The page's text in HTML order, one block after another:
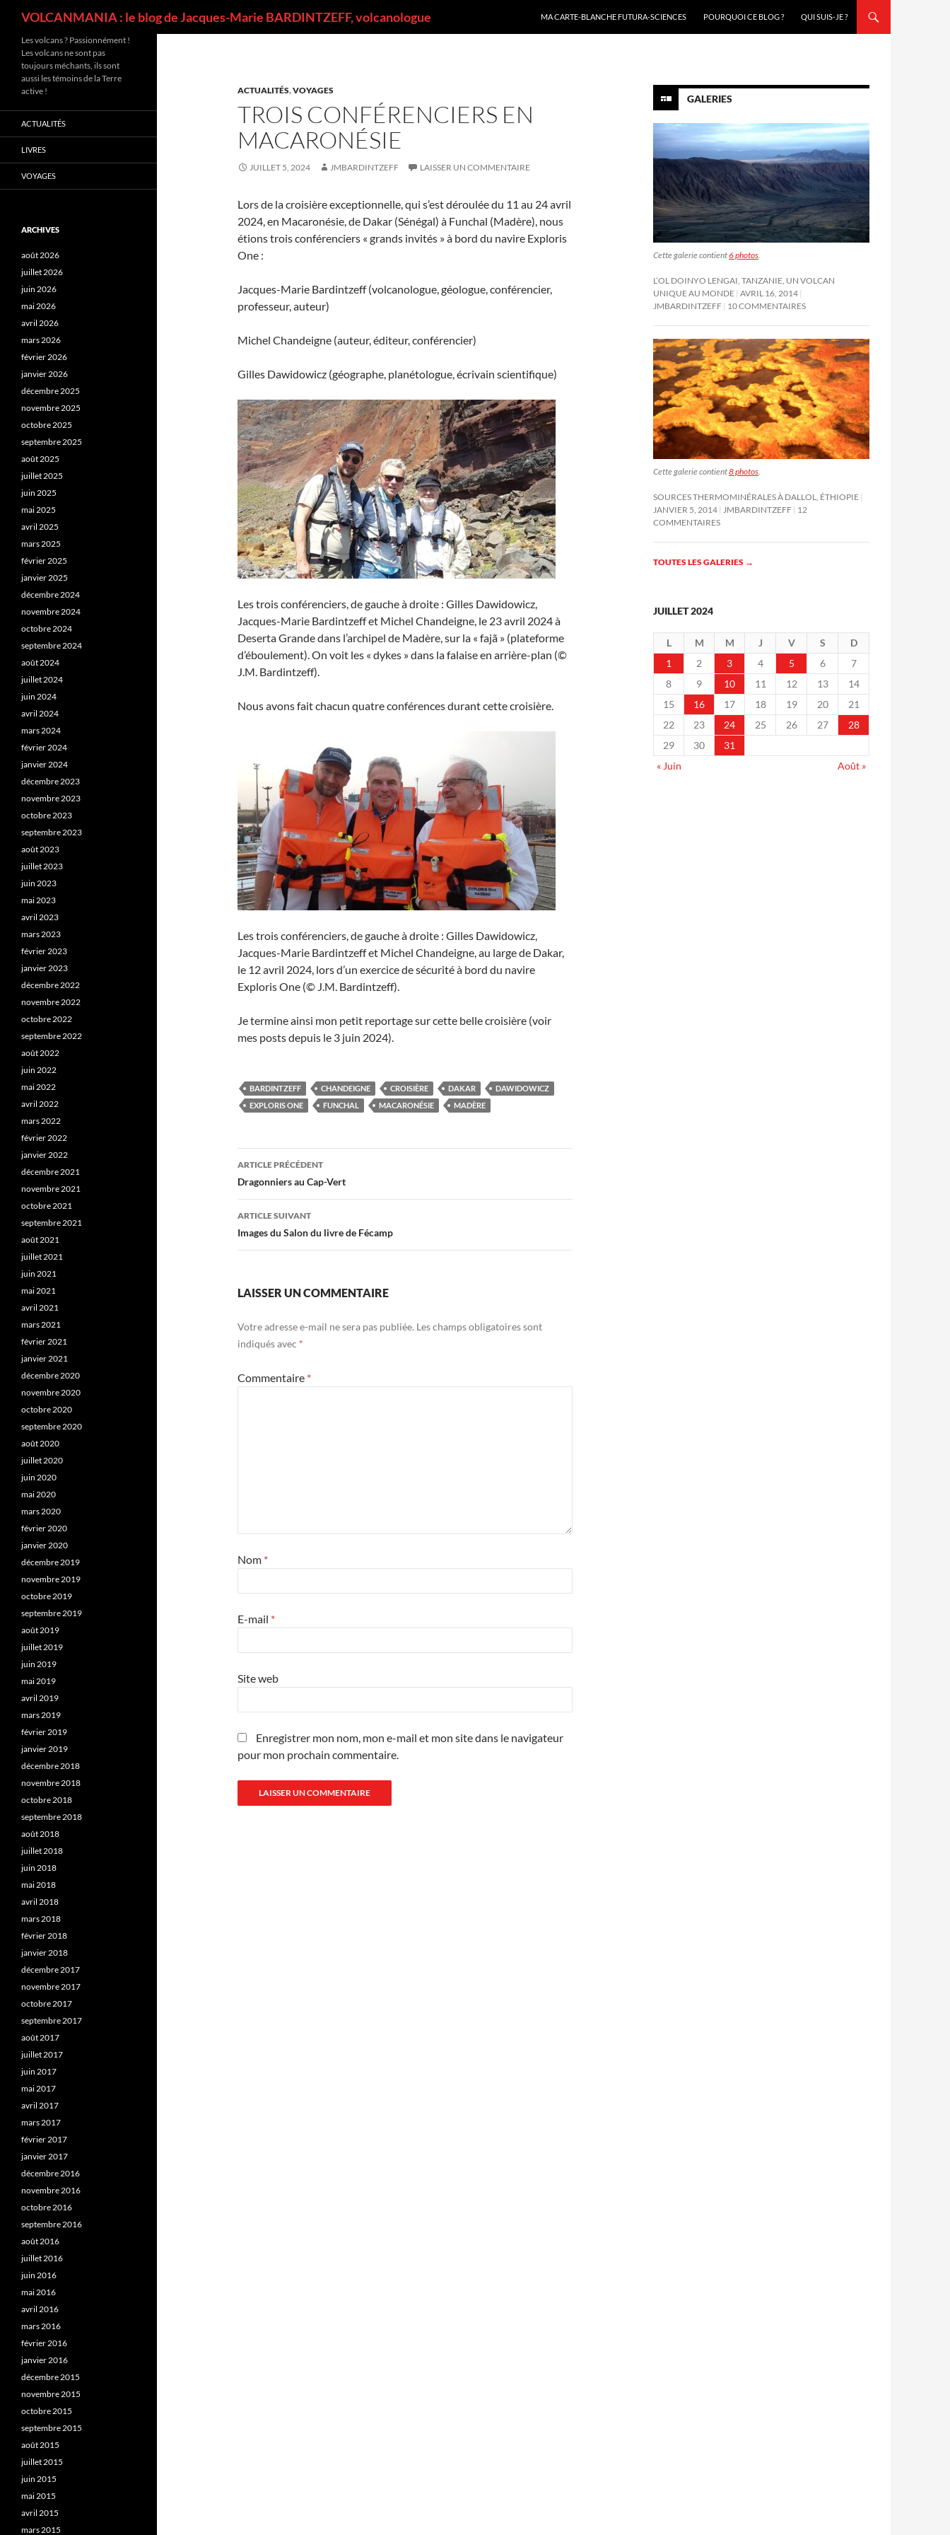
VOLCANMANIA : le blog de Jacques-Marie BARDINTZEFF, volcanologue
MA CARTE-BLANCHE FUTURA-SCIENCES
POURQUOI CE BLOG ? QUI SUIS-JE ?
ACTUALITÉS,VOYAGES
TROIS CONFÉRENCIERS EN
MACARONÉSIE
JUILLET 5, 2024 JMBARDINTZEFF LAISSER UN COMMENTAIRE
Lors de la croisière exceptionnelle, qui s’est déroulée du 11 au 24 avril
2024, en Macaronésie, de Dakar (Sénégal) à Funchal (Madère), nous
étions trois conférenciers « grands invités » à bord du navire Exploris
One :
Jacques-Marie Bardintzeff (volcanologue, géologue, conférencier,
professeur, auteur)
Michel Chandeigne (auteur, éditeur, conférencier)
Gilles Dawidowicz (géographe, planétologue, écrivain scientifique)
Les trois conférenciers, de gauche à droite : Gilles Dawidowicz,
Jacques-Marie Bardintzeff et Michel Chandeigne, le 23 avril 2024 à
Deserta Grande dans l’archipel de Madère, sur la « fajã » (plateforme
d’éboulement). On voit les « dykes » dans la falaise en arrière-plan (©
J.M. Bardintzeff).
Nous avons fait chacun quatre conférences durant cette croisière.
Les trois conférenciers, de gauche à droite : Gilles Dawidowicz,
Jacques-Marie Bardintzeff et Michel Chandeigne, au large de Dakar,
le 12 avril 2024, lors d’un exercice de sécurité à bord du navire
Exploris One (© J.M. Bardintzeff).
Je termine ainsi mon petit reportage sur cette belle croisière (voir
mes posts depuis le 3 juin 2024).
BARDINTZEFF CHANDEIGNE CROISIÈRE DAKAR
DAWIDOWICZ
EXPLORIS ONE
FUNCHAL MACARONÉSIE MADÈRE
Navigation
des
articles
ARTICLE PRÉCÉDENT
Dragonniers au Cap-Vert
ARTICLE SUIVANT
Images du Salon du livre de Fécamp
LAISSER UN COMMENTAIRE
Votre adresse e-mail ne sera pas publiée. Les champs obligatoires sont
indiqués avec *
Commentaire *
Nom *
E-mail *
Site web
Enregistrer mon nom, mon e-mail et mon site dans le navigateur
pour mon prochain commentaire.
GALERIES
Cette galerie contient6 photos.
L’OL DOINYO LENGAI, TANZANIE, UN VOLCAN
UNIQUE AU MONDE AVRIL 16, 2014
JMBARDINTZEFF 10 COMMENTAIRES
Cette galerie contient8 photos
SOURCES THERMOMINÉRALES À DALLOL, ÉTHIOPIE
JANVIER 5, 2014
JMBARDINTZEFF 12
COMMENTAIRES
TOUTES LES GALERIES →
JUILLET 2024
L M M J V S
D
1
2 3 4 5 6
7
8
9 10 11 12 13
14
15
16 17 18 19 20
21
22
23 24 25 26 27
28
29
30
31
« Juin
Août »
Les volcans ? Passionnément !
Les volcans ne sont pas
toujours méchants, ils sont
aussi les témoins de la Terre
active !
ACTUALITÉS
LIVRES
VOYAGES
ARCHIVES
août 2026
juillet 2026
juin 2026
mai 2026
avril 2026
mars 2026
février 2026
janvier 2026
décembre 2025
novembre 2025
octobre 2025
septembre 2025
août 2025
juillet 2025
juin 2025
mai 2025
avril 2025
mars 2025
février 2025
janvier 2025
décembre 2024
novembre 2024
octobre 2024
septembre 2024
août 2024
juillet 2024
juin 2024
avril 2024
mars 2024
février 2024
janvier 2024
décembre 2023
novembre 2023
octobre 2023
septembre 2023
août 2023
juillet 2023
juin 2023
mai 2023
avril 2023
mars 2023
février 2023
janvier 2023
décembre 2022
novembre 2022
octobre 2022
septembre 2022
août 2022
juin 2022
mai 2022
avril 2022
mars 2022
février 2022
janvier 2022
décembre 2021
novembre 2021
octobre 2021
septembre 2021
août 2021
juillet 2021
juin 2021
mai 2021
avril 2021
mars 2021
février 2021
janvier 2021
décembre 2020
novembre 2020
octobre 2020
septembre 2020
août 2020
juillet 2020
juin 2020
mai 2020
mars 2020
février 2020
janvier 2020
décembre 2019
novembre 2019
octobre 2019
septembre 2019
août 2019
juillet 2019
juin 2019
mai 2019
avril 2019
mars 2019
février 2019
janvier 2019
décembre 2018
novembre 2018
octobre 2018
septembre 2018
août 2018
juillet 2018
juin 2018
mai 2018
avril 2018
mars 2018
février 2018
janvier 2018
décembre 2017
novembre 2017
octobre 2017
septembre 2017
août 2017
juillet 2017
juin 2017
mai 2017
avril 2017
mars 2017
février 2017
janvier 2017
décembre 2016
novembre 2016
octobre 2016
septembre 2016
août 2016
juillet 2016
juin 2016
mai 2016
avril 2016
mars 2016
février 2016
janvier 2016
décembre 2015
novembre 2015
octobre 2015
septembre 2015
août 2015
juillet 2015
juin 2015
mai 2015
avril 2015
mars 2015